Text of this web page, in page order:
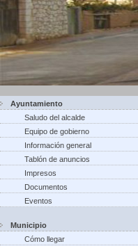
Ayuntamiento
Saludo del alcalde
Equipo de gobierno
Información general
Tablón de anuncios
Impresos
Documentos
Eventos
Municipio
Cómo llegar